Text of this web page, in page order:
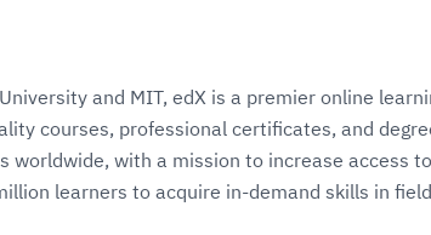
and MIT, edX is a premier online
courses, professional certificates, and
with a mission to increase access
learners to acquire in-demand skills in